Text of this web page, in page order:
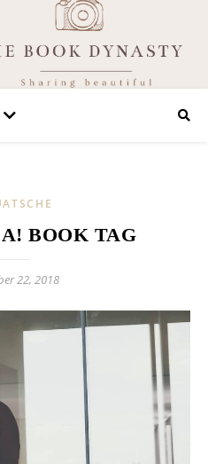
BOOK TAG
22, 2018